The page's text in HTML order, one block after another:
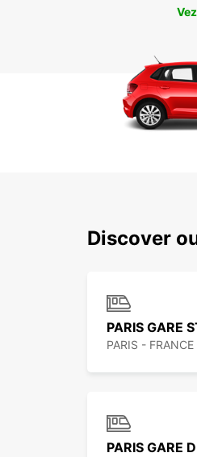
Discover
PARIS GARE
PARIS - FRANCE
PARIS GARE